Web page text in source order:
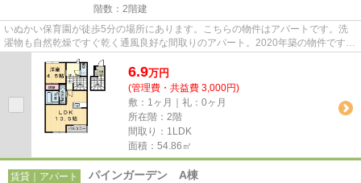
階数：2階建
いぬかい保育園が徒歩5分の場所にあります。こちらの物件はアパートです。洗
濯物も自然乾燥ですぐ乾く通風良好な間取りのアパート。2020年築の物件です。
不動産のマスダでは、東武宇都...
6.9万円
(管理費・共益費 3,000円)
敷：1ヶ月｜礼：0ヶ月
所在階：2階
間取り：1LDK
面積：54.86㎡
賃貸｜アパート パインガーデン A棟